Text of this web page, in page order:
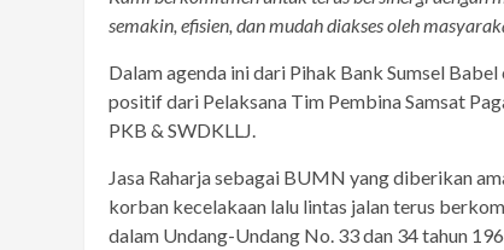
semakin, efisien, dan mudah diakses oleh
Dalam agenda ini dari Pihak Bank Sumsel
positif dari Pelaksana Tim Pembina Samsat
PKB & SWDKLLJ.
Jasa Raharja sebagai BUMN yang diberikan
korban kecelakaan lalu lintas jalan terus
dalam Undang-Undang No. 33 dan 34 tahun